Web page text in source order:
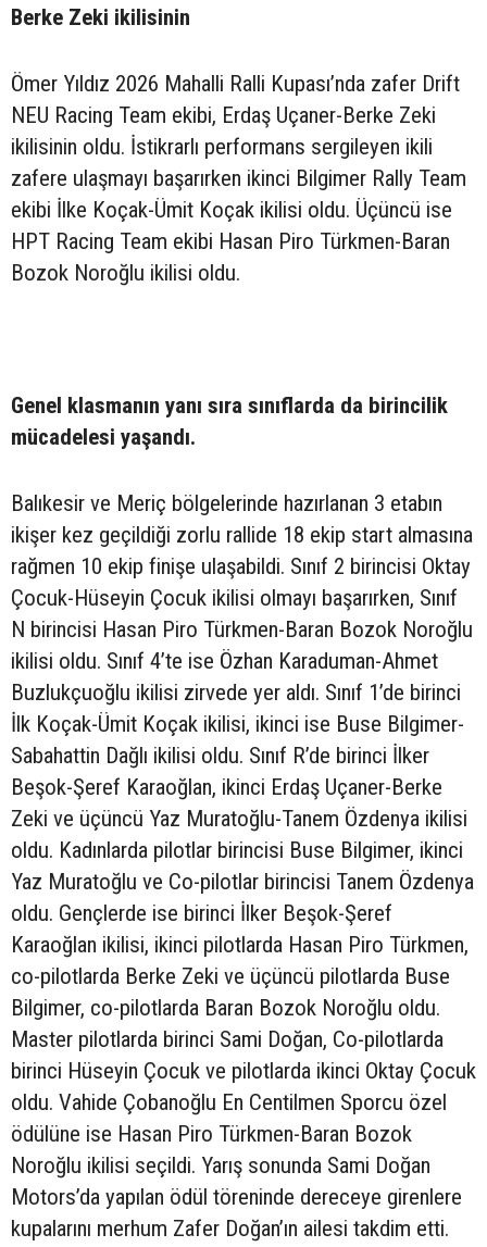
Berke Zeki ikilisinin
Ömer Yıldız 2026 Mahalli Ralli Kupası’nda zafer Drift
NEU Racing Team ekibi, Erdaş Uçaner-Berke Zeki
ikilisinin oldu. İstikrarlı performans sergileyen ikili
zafere ulaşmayı başarırken ikinci Bilgimer Rally Team
ekibi İlke Koçak-Ümit Koçak ikilisi oldu. Üçüncü ise
HPT Racing Team ekibi Hasan Piro Türkmen-Baran
Bozok Noroğlu ikilisi oldu.
Genel klasmanın yanı sıra sınıflarda da birincilik
mücadelesi yaşandı.
Balıkesir ve Meriç bölgelerinde hazırlanan 3 etabın
ikişer kez geçildiği zorlu rallide 18 ekip start almasına
rağmen 10 ekip finişe ulaşabildi. Sınıf 2 birincisi Oktay
Çocuk-Hüseyin Çocuk ikilisi olmayı başarırken, Sınıf
N birincisi Hasan Piro Türkmen-Baran Bozok Noroğlu
ikilisi oldu. Sınıf 4’te ise Özhan Karaduman-Ahmet
Buzlukçuoğlu ikilisi zirvede yer aldı. Sınıf 1’de birinci
İlk Koçak-Ümit Koçak ikilisi, ikinci ise Buse Bilgimer-
Sabahattin Dağlı ikilisi oldu. Sınıf R’de birinci İlker
Beşok-Şeref Karaoğlan, ikinci Erdaş Uçaner-Berke
Zeki ve üçüncü Yaz Muratoğlu-Tanem Özdenya ikilisi
oldu. Kadınlarda pilotlar birincisi Buse Bilgimer, ikinci
Yaz Muratoğlu ve Co-pilotlar birincisi Tanem Özdenya
oldu. Gençlerde ise birinci İlker Beşok-Şeref
Karaoğlan ikilisi, ikinci pilotlarda Hasan Piro Türkmen,
co-pilotlarda Berke Zeki ve üçüncü pilotlarda Buse
Bilgimer, co-pilotlarda Baran Bozok Noroğlu oldu.
Master pilotlarda birinci Sami Doğan, Co-pilotlarda
birinci Hüseyin Çocuk ve pilotlarda ikinci Oktay Çocuk
oldu. Vahide Çobanoğlu En Centilmen Sporcu özel
ödülüne ise Hasan Piro Türkmen-Baran Bozok
Noroğlu ikilisi seçildi. Yarış sonunda Sami Doğan
Motors’da yapılan ödül töreninde dereceye girenlere
kupalarını merhum Zafer Doğan’ın ailesi takdim etti.